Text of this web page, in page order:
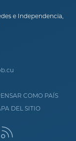
e Independencia,
COMO PAÍS
DEL SITIO